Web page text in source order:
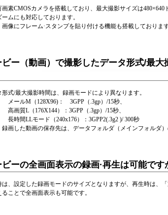
画素CMOSカメラを搭載しており、最大撮影サイズは
ームにも対応しております。
画像にフレーム·スタンプを貼り付ける機能も搭載しております
ビー（動画）で撮影したデータ形式/最
形式/最大撮影時間は、録画モードにより異なります。
M（128X96)： 3GPP（.3gp）/15秒、
L（176X144）：3GPP（.3gp）/15秒、
LLモード（240x176）：3GPP2(.3g2 )/ 300秒
録画した動画の保存先は、データフォルダ（メインフォルダ）
ビーの全画面表示の録画·再生は可能です
は、設定した録画モードのサイズとなりますが、再生時は、
ることで全画面表示も可能です。